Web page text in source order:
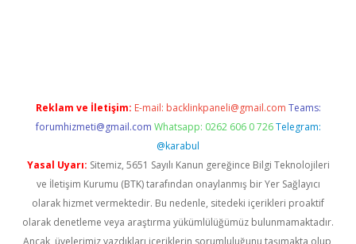
Reklam ve İletişim: E-mail: backlinkpaneli@gmail.com Teams:
forumhizmeti@gmail.com Whatsapp: 0262 606 0 726 Telegram:
@karabul
Yasal Uyarı: Sitemiz, 5651 Sayılı Kanun gereğince Bilgi Teknolojileri
ve İletişim Kurumu (BTK) tarafından onaylanmış bir Yer Sağlayıcı
olarak hizmet vermektedir. Bu nedenle, sitedeki içerikleri proaktif
olarak denetleme veya araştırma yükümlülüğümüz bulunmamaktadır.
Ancak, üyelerimiz yazdıkları içeriklerin sorumluluğunu taşımakta olup,